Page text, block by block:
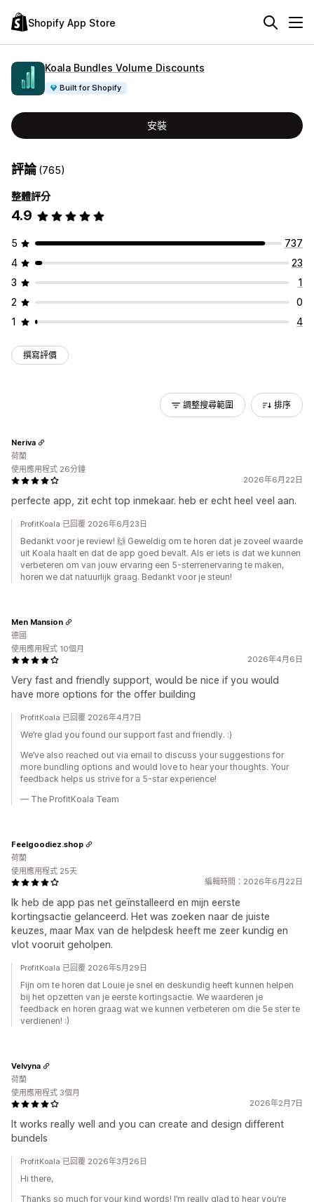
Shopify App Store
Koala Bundles Volume Discounts
Built for Shopify
安裝
評論(765)
整體評分
4.9
5
737
4
23
3
1
2
0
1
4
撰寫評價
調整搜尋範圍 排序
2026年6月22日
perfecte app, zit echt top inmekaar. heb er echt heel veel aan.
Neriva
荷蘭
使用應用程式 26分鐘
ProfitKoala 已回覆 2026年6月23日
Bedankt voor je review! 🙌 Geweldig om te horen dat je zoveel waarde
uit Koala haalt en dat de app goed bevalt. Als er iets is dat we kunnen
verbeteren om van jouw ervaring een 5-sterrenervaring te maken,
horen we dat natuurlijk graag. Bedankt voor je steun!
2026年4月6日
Very fast and friendly support, would be nice if you would
have more options for the offer building
Men Mansion
德國
使用應用程式 10個月
ProfitKoala 已回覆 2026年4月7日
We’re glad you found our support fast and friendly. :)
We’ve also reached out via email to discuss your suggestions for
more bundling options and would love to hear your thoughts. Your
feedback helps us strive for a 5-star experience!
— The ProfitKoala Team
編輯時間：2026年6月22日
Ik heb de app pas net geïnstalleerd en mijn eerste
kortingsactie gelanceerd. Het was zoeken naar de juiste
keuzes, maar Max van de helpdesk heeft me zeer kundig en
vlot vooruit geholpen.
Feelgoodiez.shop
荷蘭
使用應用程式 25天
ProfitKoala 已回覆 2026年5月29日
Fijn om te horen dat Louie je snel en deskundig heeft kunnen helpen
bij het opzetten van je eerste kortingsactie. We waarderen je
feedback en horen graag wat we kunnen verbeteren om die 5e ster te
verdienen! :)
2026年2月7日
It works really well and you can create and design different
bundels
Velvyna
荷蘭
使用應用程式 3個月
ProfitKoala 已回覆 2026年3月26日
Hi there,
Thanks so much for your kind words! I’m really glad to hear you’re